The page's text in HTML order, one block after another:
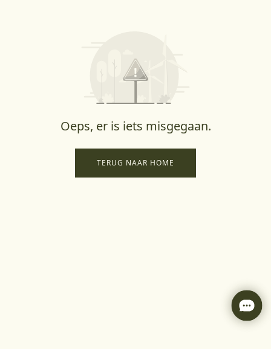
Oeps, er is iets misgegaan.
TERUG NAAR HOME